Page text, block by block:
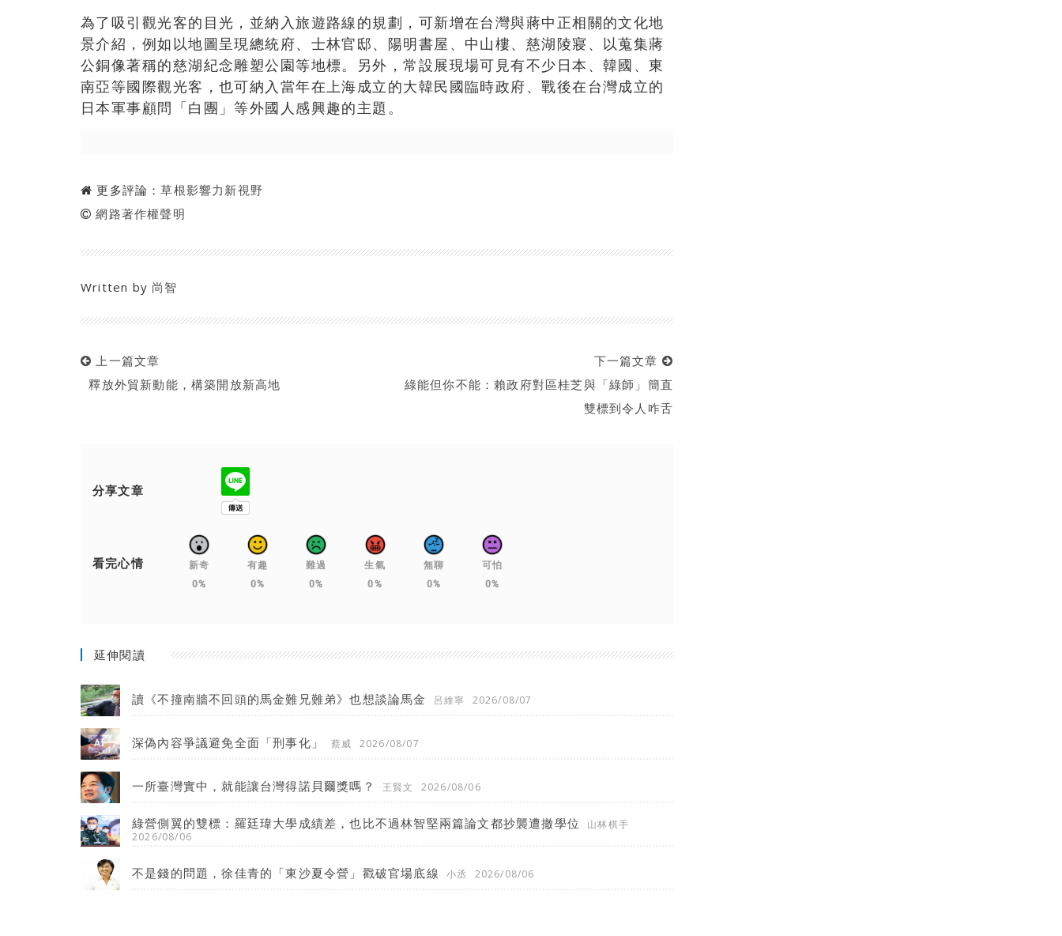
為了吸引觀光客的目光，並納入旅遊路線的規劃，可新增在台灣與蔣中正相關的文化地
景介紹，例如以地圖呈現總統府、士林官邸、陽明書屋、中山樓、慈湖陵寢、以蒐集蔣
公銅像著稱的慈湖紀念雕塑公園等地標。另外，常設展現場可見有不少日本、韓國、東
南亞等國際觀光客，也可納入當年在上海成立的大韓民國臨時政府、戰後在台灣成立的
日本軍事顧問「白團」等外國人感興趣的主題。
更多評論：草根影響力新視野
網路著作權聲明
Written by 尚智
上一篇文章
釋放外貿新動能，構築開放新高地
下一篇文章
綠能但你不能：賴政府對區桂芝與「綠師」簡直
雙標到令人咋舌
分享文章
看完心情
新奇
0%
有趣
0%
難過
0%
生氣
0%
無聊
0%
可怕
0%
延伸閱讀
讀《不撞南牆不回頭的馬金難兄難弟》也想談論馬金 呂維寧 2026/08/07
深偽內容爭議避免全面「刑事化」 蔡威 2026/08/07
一所臺灣實中，就能讓台灣得諾貝爾獎嗎？ 王賢文 2026/08/06
綠營側翼的雙標：羅廷瑋大學成績差，也比不過林智堅兩篇論文都抄襲遭撤學位
山林棋手
2026/08/06
不是錢的問題，徐佳青的「東沙夏令營」戳破官場底線 小丞 2026/08/06